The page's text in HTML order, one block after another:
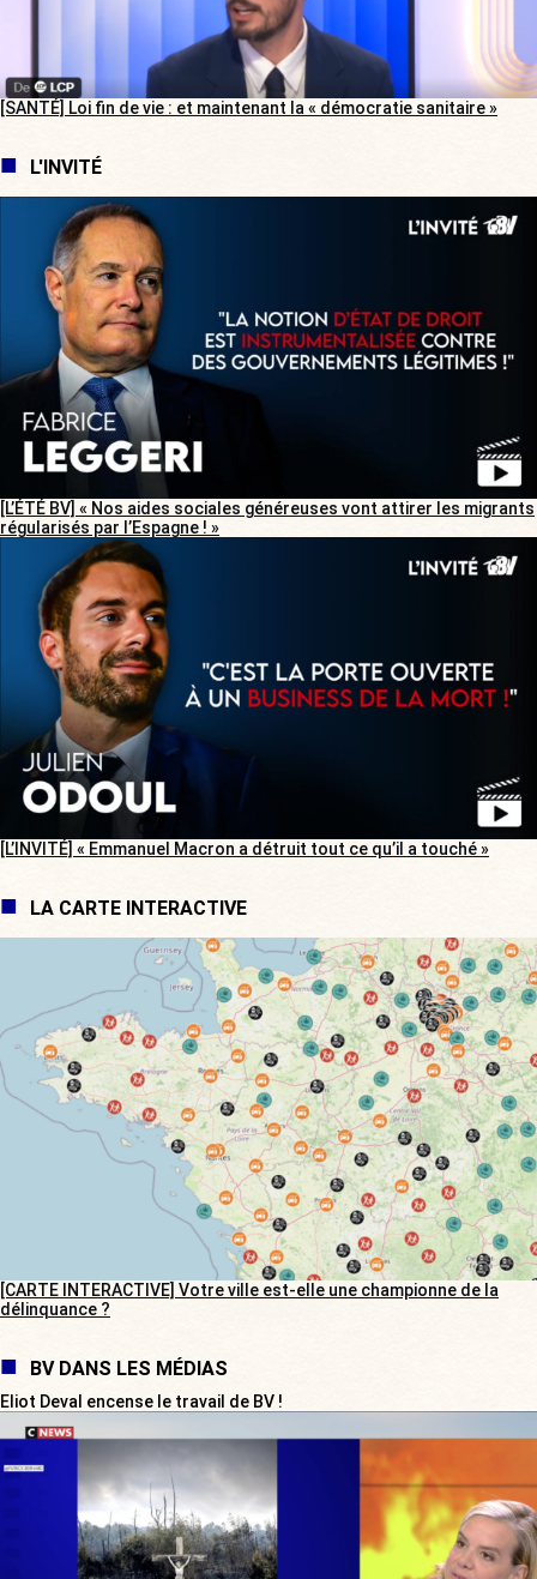
[SANTÉ] Loi fin de vie : et maintenant la « démocratie sanitaire »
L'INVITÉ
[L’ÉTÉ BV] « Nos aides sociales généreuses vont attirer les migrants
régularisés par l’Espagne ! »
[L’INVITÉ] « Emmanuel Macron a détruit tout ce qu’il a touché »
LA CARTE INTERACTIVE
[CARTE INTERACTIVE] Votre ville est-elle une championne de la
délinquance ?
BV DANS LES MÉDIAS
Eliot Deval encense le travail de BV !